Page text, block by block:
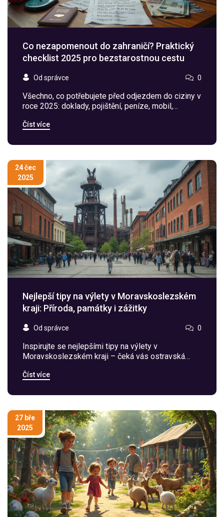
Co nezapomenout do zahraničí? Praktický
checklist 2025 pro bezstarostnou cestu
Od správce 0
Všechno, co potřebujete před odjezdem do ciziny v
roce 2025: doklady, pojištění, peníze, mobil,
co když.
Číst více
24 čec
2025
Nejlepší tipy na výlety v Moravskoslezském
kraji: Příroda, památky i zážitky
Od správce 0
Inspirujte se nejlepšími tipy na výlety v
Moravskoslezském kraji – čeká vás ostravská
unikátní památky.
Číst více
27 bře
2025